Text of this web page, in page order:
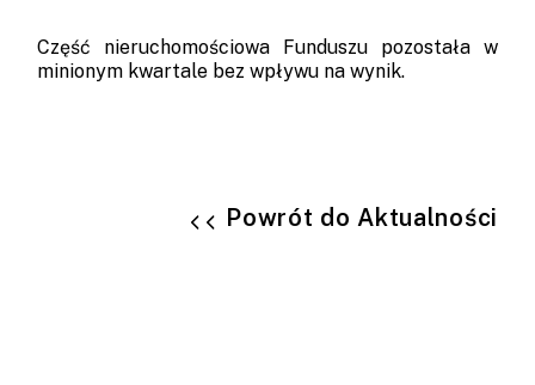
Część nieruchomościowa Funduszu pozostała w
minionym kwartale bez wpływu na wynik.
Powrót do Aktualności